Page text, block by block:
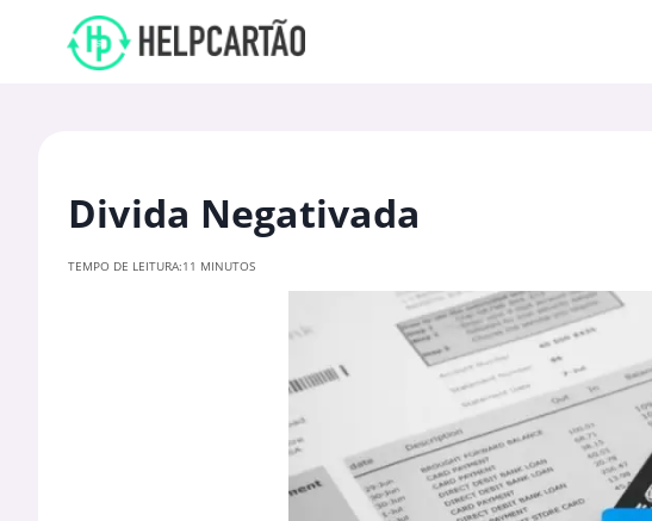
Divida Negativada
TEMPO DE LEITURA:11 MINUTOS